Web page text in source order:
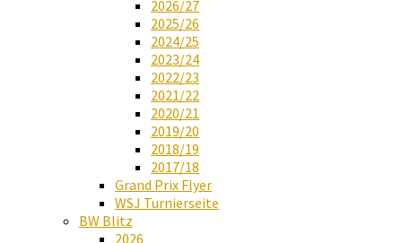
2026/27
2025/26
2024/25
2023/24
2022/23
2021/22
2020/21
2019/20
2018/19
2017/18
Grand Prix Flyer
WSJ Turnierseite
BW Blitz
2026